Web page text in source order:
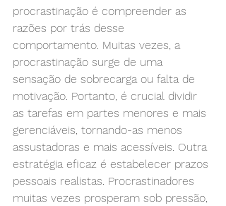
procrastinação é compreender as
razões por trás desse
comportamento. Muitas vezes, a
procrastinação surge de uma
sensação de sobrecarga ou falta de
motivação. Portanto, é crucial dividir
as tarefas em partes menores e mais
gerenciáveis, tornando-as menos
assustadoras e mais acessíveis. Outra
estratégia eficaz é estabelecer prazos
pessoais realistas. Procrastinadores
muitas vezes prosperam sob pressão,